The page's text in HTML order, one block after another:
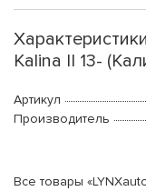
Kalina II 13-
Артикул
Производитель
Все товары